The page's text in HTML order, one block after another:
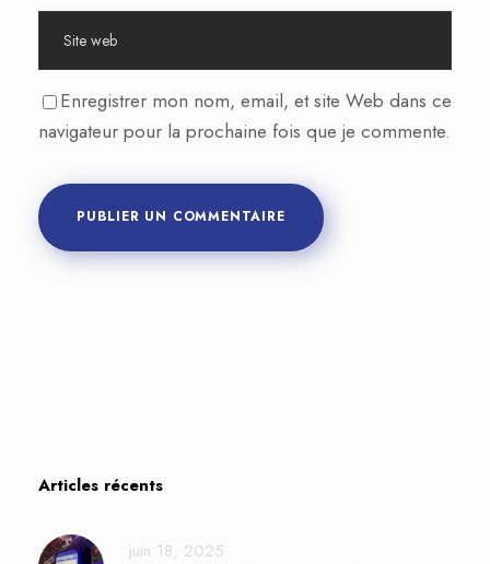
Enregistrer mon nom, email, et site Web dans ce
navigateur pour la prochaine fois que je commente.
Articles récents
juin 18, 2025